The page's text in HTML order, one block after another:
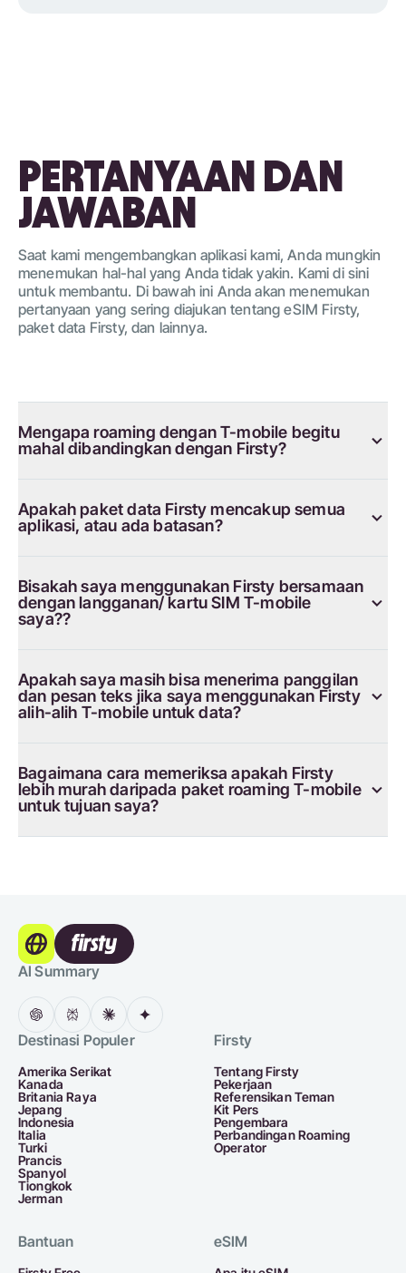
PERTANYAAN DAN
JAWABAN
Saat kami mengembangkan aplikasi kami, Anda mungkin
menemukan hal-hal yang Anda tidak yakin. Kami di sini
untuk membantu. Di bawah ini Anda akan menemukan
pertanyaan yang sering diajukan tentang eSIM Firsty,
paket data Firsty, dan lainnya.
Mengapa roaming dengan T-mobile begitu
mahal dibandingkan dengan Firsty?
Apakah paket data Firsty mencakup semua
aplikasi, atau ada batasan?
Bisakah saya menggunakan Firsty bersamaan
dengan langganan/ kartu SIM T-mobile
saya??
Apakah saya masih bisa menerima panggilan
dan pesan teks jika saya menggunakan Firsty
alih-alih T-mobile untuk data?
Bagaimana cara memeriksa apakah Firsty
lebih murah daripada paket roaming T-mobile
untuk tujuan saya?
AI Summary
Destinasi Populer
Amerika Serikat
Kanada
Britania Raya
Jepang
Indonesia
Italia
Turki
Prancis
Spanyol
Tiongkok
Jerman
Firsty
Tentang Firsty
Pekerjaan
Referensikan Teman
Kit Pers
Pengembara
Perbandingan Roaming
Operator
Bantuan eSIM